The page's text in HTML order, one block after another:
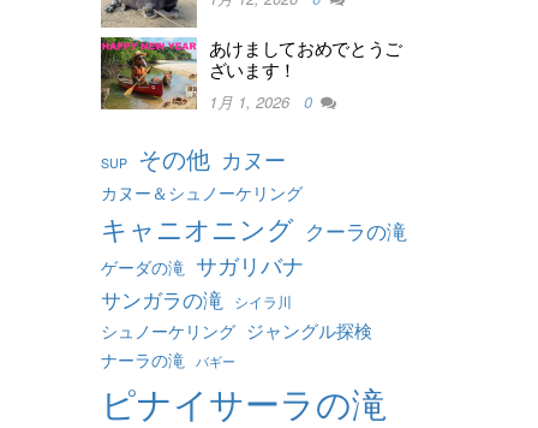
あけましておめでとうご
ざいます！
1月 1, 2026 0
SUP その他 カヌー
カヌー＆シュノーケリング
キャニオニング クーラの滝
ゲーダの滝 サガリバナ
サンガラの滝
シイラ川
シュノーケリング ジャングル探検
ナーラの滝 バギー
ピナイサーラの滝